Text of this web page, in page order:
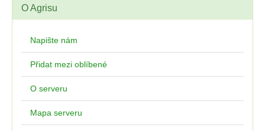
O Agrisu
Napište nám
Přidat mezi oblíbené
O serveru
Mapa serveru